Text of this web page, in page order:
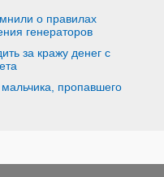
о правилах
генераторов
за кражу денег с
пропавшего